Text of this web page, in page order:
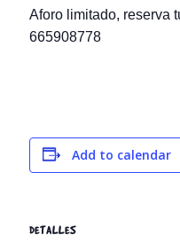
Aforo limitado, reserva
665908778
Add to calendar
DETALLES